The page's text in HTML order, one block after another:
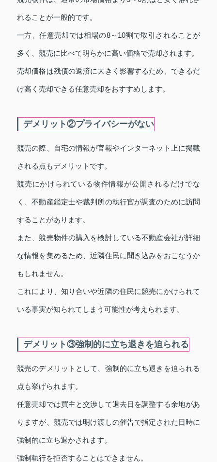
れることが一般的です。
一方、任意売却では相場の8～10割で取引されることが
多く、競売に比べて明らかに高い価格で売却されます。
売却価格は残債の返済に大きく影響するため、できるだ
け高く売却できる任意売却をおすすめします。
デメリット②プライバシーがない
競売の際、自宅の情報が官報やインターネット上に掲載
される点もデメリットです。
競売にかけられている物件情報が公開されるだけでな
く、不動産鑑定士や裁判所の執行官が調査のために訪問
することがあります。
また、競売物件の購入を検討している不動産会社が詳細
な情報を集めるため、近隣住民に聞き込みをおこなうか
もしれません。
これにより、知り合いや近隣の住民に競売にかけられて
いる事実が知られてしまう可能性が考えられます。
デメリット③強制的に立ち退きを迫られる
競売のデメリットとして、強制的に立ち退きを迫られる
点も挙げられます。
任意売却では買主と交渉して退去日を調整する余地があ
りますが、競売では明け渡しの催告で指定された日時に
強制的に立ち退かされます。
強制執行を拒否することはできません。